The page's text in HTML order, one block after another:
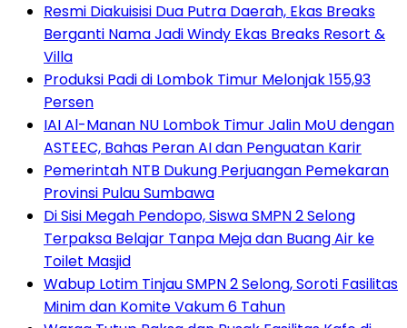
Resmi Diakuisisi Dua Putra Daerah, Ekas Breaks
Berganti Nama Jadi Windy Ekas Breaks Resort &
Villa
Produksi Padi di Lombok Timur Melonjak 155,93
Persen
IAI Al-Manan NU Lombok Timur Jalin MoU dengan
ASTEEC, Bahas Peran AI dan Penguatan Karir
Pemerintah NTB Dukung Perjuangan Pemekaran
Provinsi Pulau Sumbawa
Di Sisi Megah Pendopo, Siswa SMPN 2 Selong
Terpaksa Belajar Tanpa Meja dan Buang Air ke
Toilet Masjid
Wabup Lotim Tinjau SMPN 2 Selong, Soroti Fasilitas
Minim dan Komite Vakum 6 Tahun